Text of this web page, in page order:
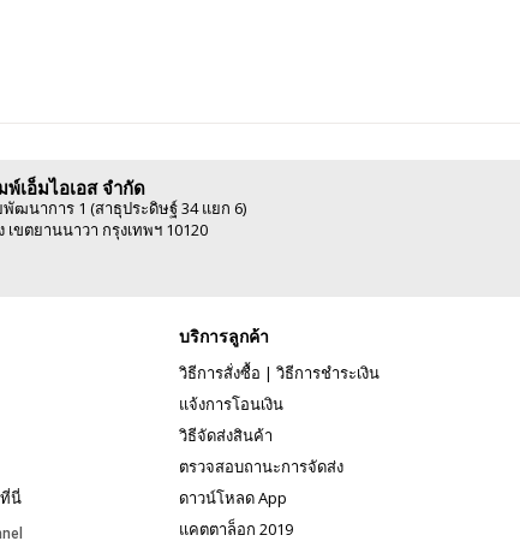
เอ็มไอเอส จำกัด
ฒนาการ 1 (สาธุประดิษฐ์ 34 แยก 6)
เขตยานนาวา กรุงเทพฯ 10120
นี่
บริการลูกค้า
วิธีการสั่งซื้อ | วิธีการชำระเงิน
แจ้งการโอนเงิน
วิธีจัดส่งสินค้า
ตรวจสอบถานะการจัดส่ง
ดาวน์โหลด App
แคตตาล็อก 2019